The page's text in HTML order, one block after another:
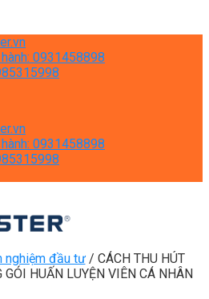
0931458898
0931458898
nghiệm đầu tư / CÁCH THU HÚT
HUẤN LUYỆN VIÊN CÁ NHÂN